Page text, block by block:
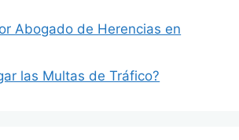
Abogado de Herencias en
las Multas de Tráfico?